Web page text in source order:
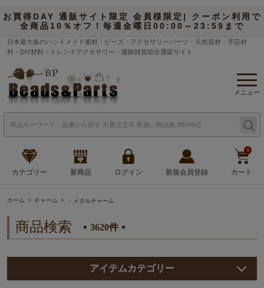
お買得DAY 通販サイト限定 会員様限定| クーポン利用で
全商品10％オフ！毎週金曜日00:00～23:59まで
日本最大級のハンドメイド素材・ビーズ・アクセサリーパーツ・天然資材・手芸材
料・DIY材料・トレンドアクセサリー・服飾雑貨総合通販サイト
メニュー
カテゴリー 新商品 ログイン 新規会員登録
0
カート
ホーム チャーム ・メタルチャーム
商品検索 3620件
アイテムカテゴリー